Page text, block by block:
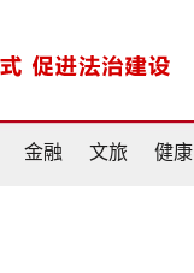
金融 文旅 健康